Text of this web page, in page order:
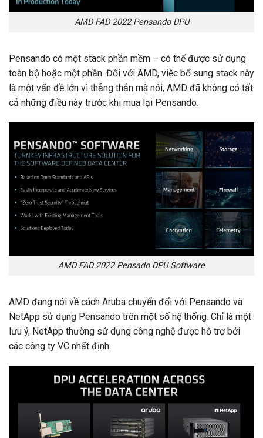
AMD FAD 2022 Pensando DPU
Pensando có một stack phần mềm – có thể được sử dụng
toàn bộ hoặc một phần. Đối với AMD, việc bổ sung stack này
là một vấn đề lớn vì thẳng thắn mà nói, AMD đã không có tất
cả những điều này trước khi mua lại Pensando.
AMD FAD 2022 Pensado DPU Software
AMD đang nói về cách Aruba chuyển đổi với Pensando và
NetApp sử dụng Pensando trên một số hệ thống. Chỉ là một
lưu ý, NetApp thường sử dụng công nghệ được hỗ trợ bởi
các công ty VC nhất định.